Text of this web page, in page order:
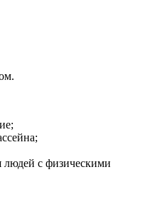
людей с физическими